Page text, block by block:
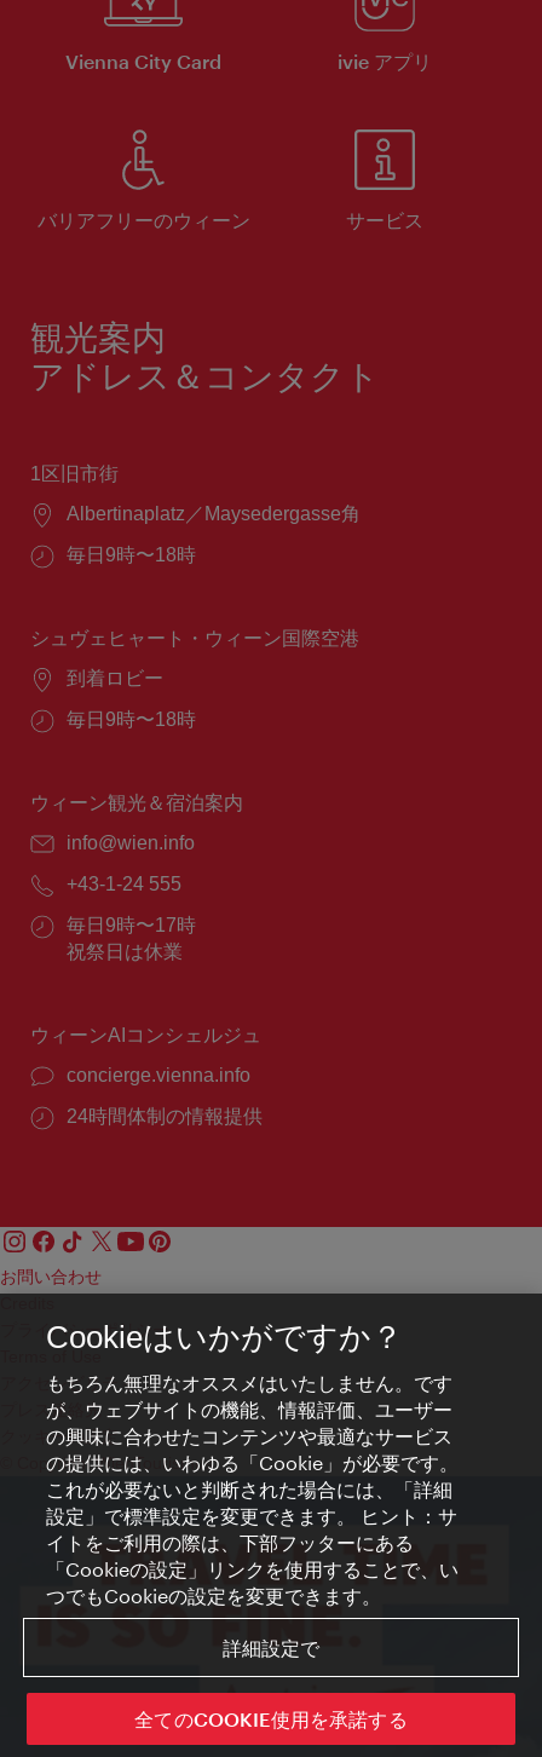
Vienna City Card ivie アプリ
バリアフリーのウィーン サービス
観光案内
アドレス＆コンタクト
1区旧市街
場
Albertinaplatz／Maysedergasse角
営
間：
毎日9時〜18時
シュヴェヒャート・ウィーン国際空港
場
到着ロビー
営
間：
毎日9時〜18時
ウィーン観光＆宿泊案内
E
ー
ル：
info@wien.info
電
番
号：
+43-1-24 555
営
業
毎日9時〜17時
祝祭日は休業
ウィーンAIコンシェルジュ
concierge.vienna.info
24時間体制の情報提供
お問い合わせ
プライバシーポリシー
アクセシビリティ
プレス連絡先
クッキーの設定
© Copyright WienTourismus
Cookieはいかがですか？
もちろん無理なオススメはいたしません。です
が、ウェブサイトの機能、情報評価、ユーザー
の興味に合わせたコンテンツや最適なサービス
の提供には、いわゆる「Cookie」が必要です。
これが必要ないと判断された場合には、「詳細
設定」で標準設定を変更できます。 ヒント：サ
イトをご利用の際は、下部フッターにある
「Cookieの設定」リンクを使用することで、い
つでもCookieの設定を変更できます。
詳細設定で
全てのCOOKIE使用を承諾する